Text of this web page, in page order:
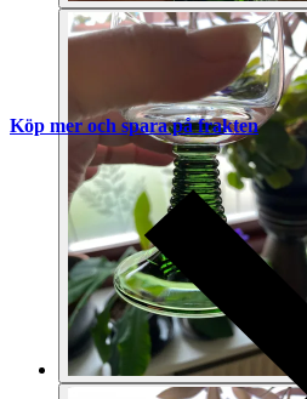
Köp mer och spara på frakten